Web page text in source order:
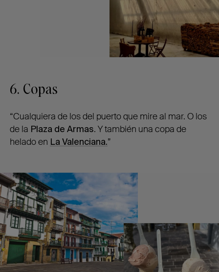
6. Copas
“Cualquiera de los del puerto que mire al mar. O los
de la Plaza de Armas. Y también una copa de
helado en La Valenciana.”